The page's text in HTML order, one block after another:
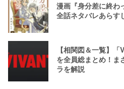
漫画『身分差に終わ
全話ネタバレあらす
【相関図＆一覧】
を全員総まとめ！ま
ラを解説